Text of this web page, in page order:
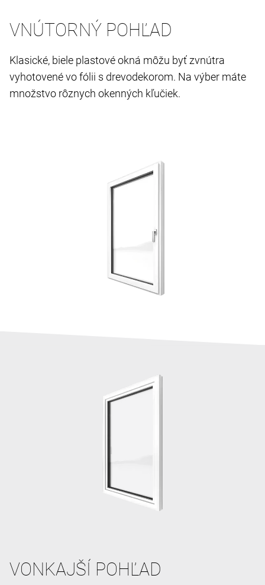
VNÚTORNÝ POHĽAD
Klasické, biele plastové okná môžu byť zvnútra
vyhotovené vo fólii s drevodekorom. Na výber máte
množstvo rôznych okenných kľučiek.
VONKAJŠÍ POHĽAD